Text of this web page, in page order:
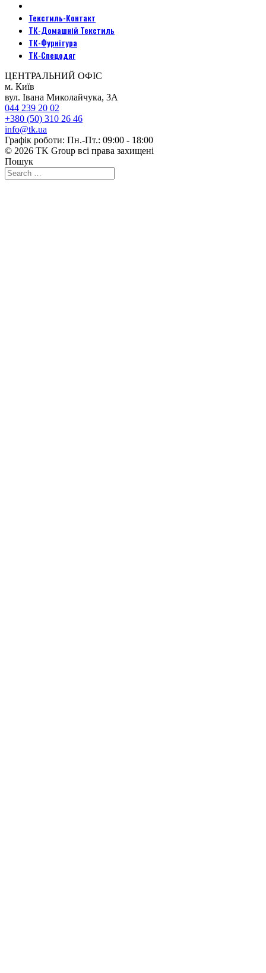
Текстиль-Контакт
ТК-Домашній Текстиль
ТК-Фурнітура
ТК-Спецодяг
ЦЕНТРАЛЬНИЙ ОФІС
м. Київ
вул. Івана Миколайчука, 3А
044 239 20 02
+380 (50) 310 26 46
info@tk.ua
Графік роботи: Пн.-Пт.: 09:00 - 18:00
© 2026 TK Group всі права захищені
Пошук